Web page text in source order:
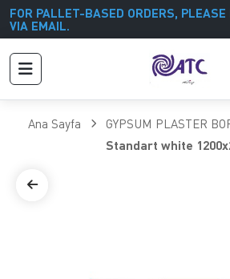
FOR PALLET-BASED ORDERS, PLEASE
VIA EMAIL.
Ana Sayfa GYPSUM PLASTER
Standart white